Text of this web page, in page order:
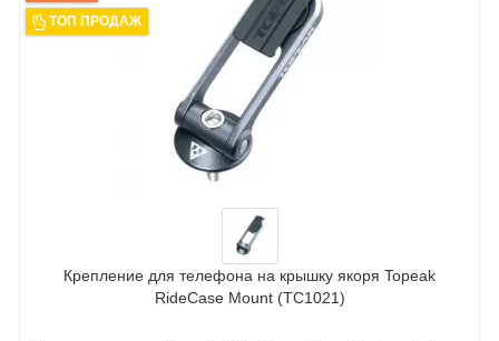
ТОП ПРОДАЖ
Крепление для телефона на крышку якоря Topeak
RideCase Mount (TC1021)